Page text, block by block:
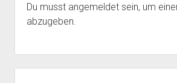
Du musst angemeldetsein, um
abzugeben.